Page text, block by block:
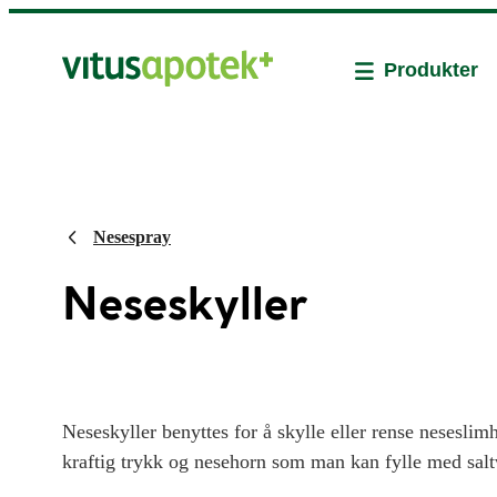
Produkter
Nesespray
Neseskyller
Neseskyller benyttes for å skylle eller rense
kraftig trykk og nesehorn som man kan fylle med